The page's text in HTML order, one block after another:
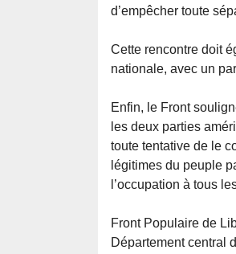
d’empêcher toute
Cette rencontre doit
nationale, avec un
Enfin, le Front
les deux parties
toute tentative de le
légitimes du peuple
l’occupation à tous
Front Populaire de
Département central